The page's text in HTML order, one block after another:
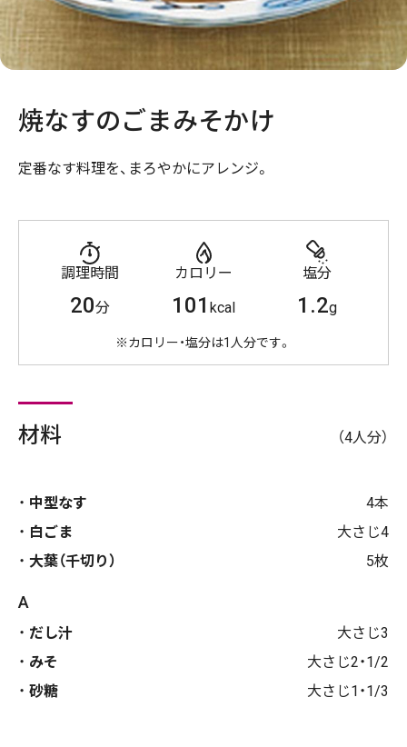
焼なすのごまみそかけ
定番なす料理を、まろやかにアレンジ。
調理時間
20分
カロリー
101 kcal
塩分
1.2g
※カロリー・塩分は1人分です。
材料 （4人分）
中型なす
4本
白ごま
大さじ4
大葉（千切り）
5枚
A
だし汁
大さじ3
みそ
大さじ2・1/2
砂糖
大さじ1・1/3